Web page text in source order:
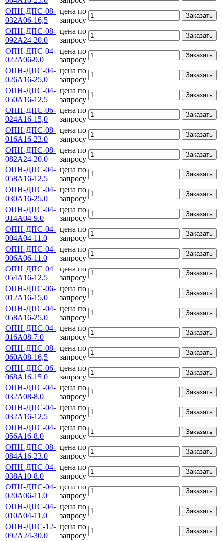
ОПН-ДПС-08-
032А06-16,5
цена по
запросу
Заказать
ОПН-ДПС-08-
092А24-20.0
цена по
запросу
Заказать
ОПН-ДПС-04-
022А06-9.0
цена по
запросу
Заказать
ОПН-ДПС-04-
026А16-25,0
цена по
запросу
Заказать
ОПН-ДПС-04-
050А16-12,5
цена по
запросу
Заказать
ОПН-ДПС-06-
024А16-15,0
цена по
запросу
Заказать
ОПН-ДПС-08-
016А16-23.0
цена по
запросу
Заказать
ОПН-ДПС-08-
082А24-20.0
цена по
запросу
Заказать
ОПН-ДПС-04-
058А16-12,5
цена по
запросу
Заказать
ОПН-ДПС-04-
030А16-25,0
цена по
запросу
Заказать
ОПН-ДПС-04-
014А04-9.0
цена по
запросу
Заказать
ОПН-ДПС-04-
004А04-11.0
цена по
запросу
Заказать
ОПН-ДПС-04-
006А06-11.0
цена по
запросу
Заказать
ОПН-ДПС-04-
054А16-12,5
цена по
запросу
Заказать
ОПН-ДПС-06-
012А16-15,0
цена по
запросу
Заказать
ОПН-ДПС-04-
058А16-25,0
цена по
запросу
Заказать
ОПН-ДПС-04-
016А08-7.0
цена по
запросу
Заказать
ОПН-ДПС-08-
060А08-16,5
цена по
запросу
Заказать
ОПН-ДПС-06-
068А16-15,0
цена по
запросу
Заказать
ОПН-ДПС-04-
032А08-8.0
цена по
запросу
Заказать
ОПН-ДПС-04-
032А16-12,5
цена по
запросу
Заказать
ОПН-ДПС-04-
056А16-8.0
цена по
запросу
Заказать
ОПН-ДПС-08-
084А16-23.0
цена по
запросу
Заказать
ОПН-ДПС-04-
038А10-8.0
цена по
запросу
Заказать
ОПН-ДПС-04-
020А06-11.0
цена по
запросу
Заказать
ОПН-ДПС-04-
010А04-11.0
цена по
запросу
Заказать
ОПН-ДПС-12-
092А24-30.0
цена по
запросу
Заказать